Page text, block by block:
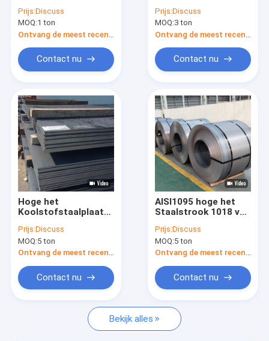
Kwaliteitscontrole
Verzoek om een Citaat
Cs-Naadloze buis
Koolstofstaalblad
Koolstofstaalrol
Koolstofstaalstaaf
roestvrij stalen plaat
Spoel van roestvrij staal
Roestvrijstalen pijp
Roestvrijstalen strip
304 316 410 8K
Prijs:Discuss
MOQ:1 ton
Contact nu
Vloeibare Pijp
Prijs:Discuss
MOQ:3 ton
Contact nu
Hoge het
Koolstofstaalplaat
Vloeistaal A36 van
ASTM A283
Prijs:Discuss
MOQ:5 ton
Contact nu
AISI1095 hoge het
Staalstrook 1018 van
Warmgewalst Staal
voor Bouw
Prijs:Discuss
MOQ:5 ton
Contact nu
Bekijk alles